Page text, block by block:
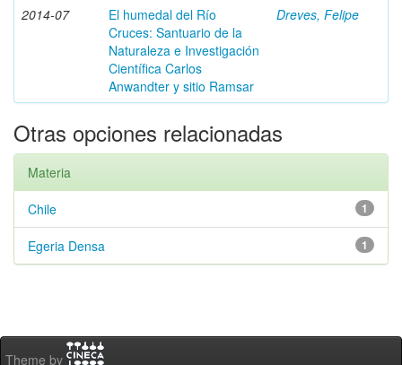
2014-07
El humedal del Río
Cruces: Santuario de la
Naturaleza e Investigación
Científica Carlos
Anwandter y sitio Ramsar
Dreves, Felipe
Otras opciones relacionadas
Materia
1
Chile
1
Egeria Densa
Theme by